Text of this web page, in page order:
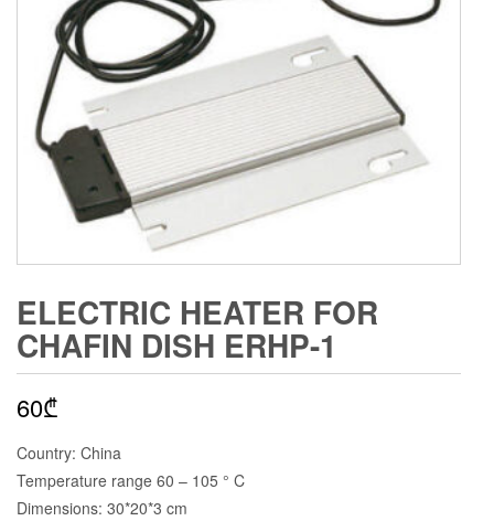
ELECTRIC HEATER FOR
CHAFIN DISH ERHP-1
60₾
Country: China
Temperature range 60 – 105 ° C
Dimensions: 30*20*3 cm